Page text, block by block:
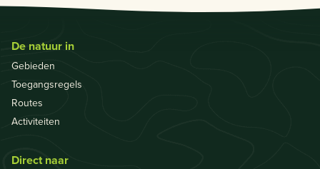
De natuur in
Gebieden
Toegangsregels
Routes
Activiteiten
Direct naar